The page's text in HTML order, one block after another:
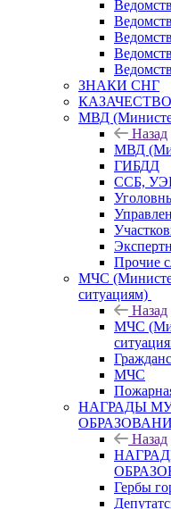
ЗНАКИ СНГ
КАЗАЧЕСТВО
МВД
Назад
МВД
ГИБДД
ССБ,
Прочие
МЧС
ситуациям)
Назад
МЧС
МЧС
НАГРАДЫ
Назад
Гербы